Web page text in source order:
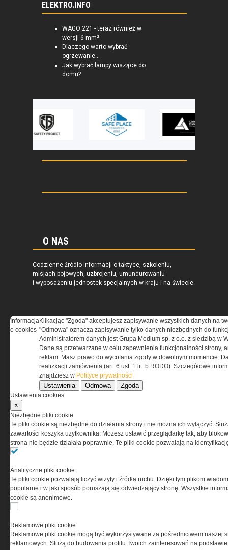
ELEKTRO.INFO
WAGO 221 - teraz również w
wersji 6 mm²
Dlaczego warto wybrać
ogrzewanie...
Jak wybrać lampy wiszące do
domu?
O NAS
Codzienne źródło informacji o taktyce, szkoleniu,
misjach bojowych, uzbrojeniu, umundurowaniu
i wyposażeniu jednostek specjalnych w kraju i na świecie.
REGULAMIN
Regulamin określa zasady korzystania z portalu
www.special-ops.pl
Korzystanie z portalu jest równoznaczne
przez Grupa MEDIUM Spółka z ograniczoną
odpowiedzialnością Spółka komandytowa, nr KRS:
0000537655, NIP 1132860378, REGON 146393437
(zwana dalej Grupa MEDIUM) w postaci Regulaminu.
Ta witryna wykorzystuje pliki cookies do przechowywania
informacji na Twoim komputerze. Pliki cookies stosujemy
Informacja
o cookies
Klikacjąc "Zgoda" akceptujesz zapisywanie wszystkich danych na
"Odmowa" oznacza zapisywanie tylko danych niezbędnych do
Administratorem danych jest Grupa Medium sp. z o.o. z siedzibą w
Dane są przetwarzane w celu zapewnienia funkcjonalności strony,
reklam. Masz prawo do wycofania zgody w dowolnym momencie.
realizxacji zamówienia (art. 6 ust. 1 lit. b RODO). Szczegółowe
znajdziesz w Polityce prywatności
Ustawienia Odmowa Zgoda
Ustawienia cookies
×
Niezbędne pliki cookie
Te pliki cookie są niezbędne do działania strony i nie można ich wyłączyć.
zawartości koszyka użytkownika. Możesz ustawić przeglądarkę tak, aby
strona nie będzie działała poprawnie. Te pliki cookie pozwalają na
Analityczne pliki cookie
Te pliki cookie pozwalają liczyć wizyty i źródła ruchu. Dzięki tym plikom
popularne i w jaki sposób poruszają się odwiedzający stronę. Wszystkie
cookie są anonimowe.
Reklamowe pliki cookie
Reklamowe pliki cookie mogą być wykorzystywane za pośrednictwem naszej
reklamowych. Służą do budowania profilu Twoich zainteresowań na